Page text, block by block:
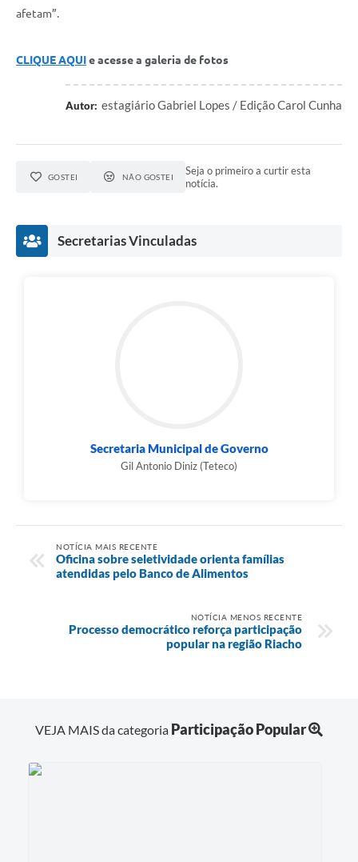
afetam”.
CLIQUE AQUIe acesse a galeria de fotos
Autor: estagiário Gabriel Lopes / Edição Carol Cunha
GOSTEI NÃO GOSTEI
Seja o primeiro a curtir esta
notícia.
Secretarias Vinculadas
Secretaria Municipal de Governo
Gil Antonio Diniz (Teteco)
NOTÍCIA MAIS RECENTE
Oficina sobre seletividade orienta famílias
atendidas pelo Banco de Alimentos
NOTÍCIA MENOS RECENTE
Processo democrático reforça participação
popular na região Riacho
VEJA MAIS da categoria Participação Popular